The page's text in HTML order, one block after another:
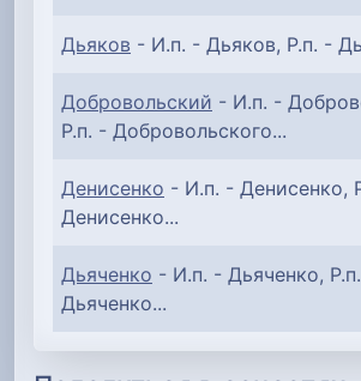
Дьяков - И.п. - Дьяков, Р.п. -
Добровольский - И.п. -
Р.п. - Добровольского...
Денисенко - И.п. - Денисенко,
Денисенко...
Дьяченко - И.п. - Дьяченко,
Дьяченко...